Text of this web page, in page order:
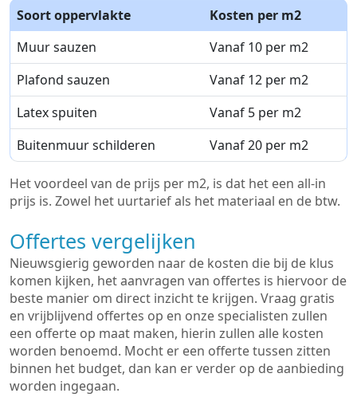
Soort oppervlakte
Kosten per m2
Muur sauzen
Vanaf 10 per m2
Plafond sauzen
Vanaf 12 per m2
Latex spuiten
Vanaf 5 per m2
Buitenmuur schilderen
Vanaf 20 per m2
Het voordeel van de prijs per m2, is dat het een all-in
prijs is. Zowel het uurtarief als het materiaal en de btw.
Offertes vergelijken
Nieuwsgierig geworden naar de kosten die bij de klus
komen kijken, het aanvragen van offertes is hiervoor de
beste manier om direct inzicht te krijgen. Vraag gratis
en vrijblijvend offertes op en onze specialisten zullen
een offerte op maat maken, hierin zullen alle kosten
worden benoemd. Mocht er een offerte tussen zitten
binnen het budget, dan kan er verder op de aanbieding
worden ingegaan.